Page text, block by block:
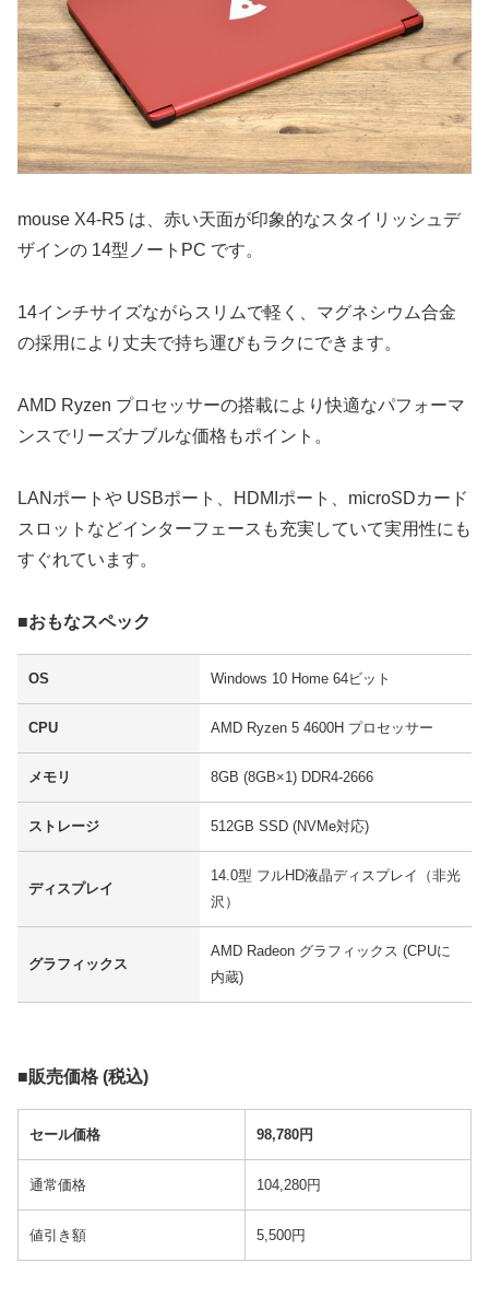
mouse X4-R5 は、赤い天面が印象的なスタイリッシュデ
ザインの 14型ノートPC です。
14インチサイズながらスリムで軽く、マグネシウム合金
の採用により丈夫で持ち運びもラクにできます。
AMD Ryzen プロセッサーの搭載により快適なパフォーマ
ンスでリーズナブルな価格もポイント。
LANポートや USBポート、HDMIポート、microSDカード
スロットなどインターフェースも充実していて実用性にも
すぐれています。
■おもなスペック
OS Windows 10 Home 64ビット
CPU AMD Ryzen 5 4600H プロセッサー
メモリ 8GB (8GB×1) DDR4-2666
ストレージ 512GB SSD (NVMe対応)
ディスプレイ
14.0型 フルHD液晶ディスプレイ（非光
沢）
グラフィックス
AMD Radeon グラフィックス (CPUに
内蔵)
■販売価格 (税込)
セール価格 98,780円
通常価格 104,280円
値引き額 5,500円